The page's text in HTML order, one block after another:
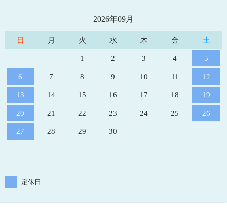
2026年09月
日 月 火 水 木 金 土
1 2 3 4 5
6 7 8 9 10 11 12
13 14 15 16 17 18 19
20 21 22 23 24 25 26
27 28 29 30
定休日